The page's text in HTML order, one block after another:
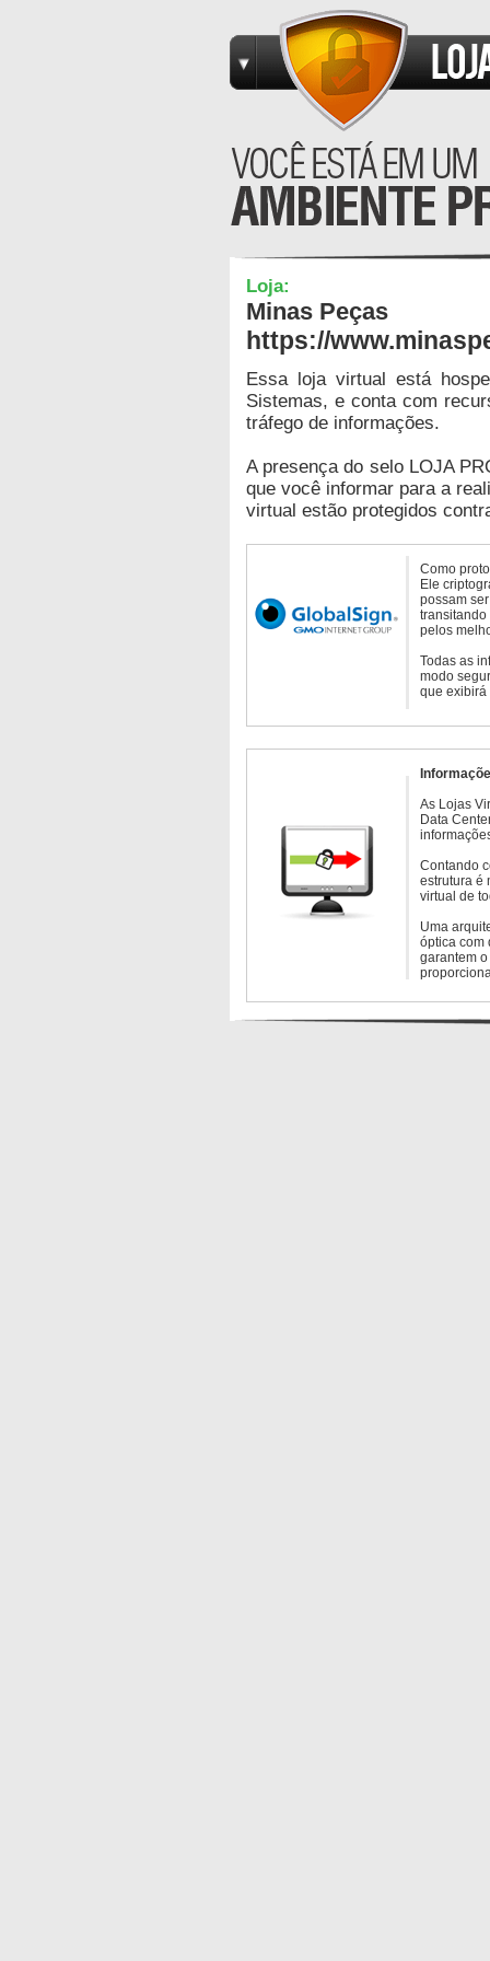
Loja:
Minas Peças
https://
Essa loja virtual está
Sistemas, e conta com
tráfego de informações.
A presença do selo LOJA
que você informar para a
virtual estão protegidos
Como
Ele
possam
transitando
pelos
Todas as
modo
que exibirá
As Lojas
Data
Contando
estrutura é
virtual de
Uma
óptica com
garantem